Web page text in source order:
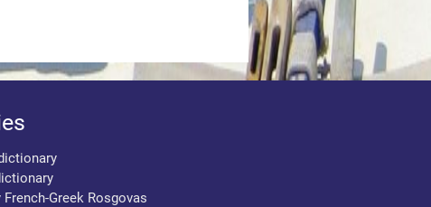
Greek Rosgovas